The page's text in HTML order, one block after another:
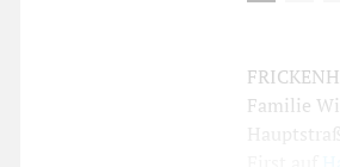
Familie